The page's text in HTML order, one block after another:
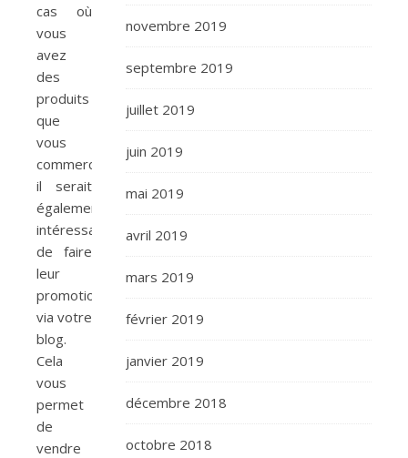
cas où
vous
avez
des
produits
que
vous
commercialisez,
il serait
également
intéressant
de faire
leur
promotion
via votre
blog.
Cela
vous
permet
de
vendre
novembre 2019
septembre 2019
juillet 2019
juin 2019
mai 2019
avril 2019
mars 2019
février 2019
janvier 2019
décembre 2018
octobre 2018